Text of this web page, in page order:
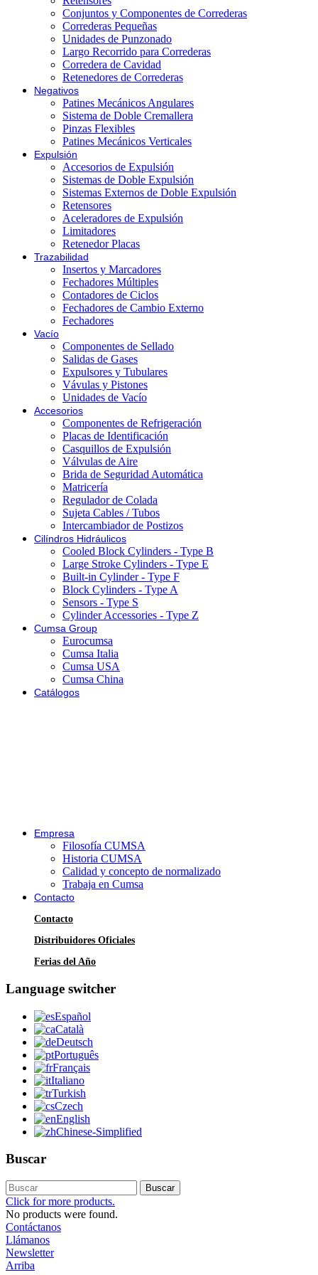
Conjuntos y Componentes de Correderas
Correderas Pequeñas
Unidades de Punzonado
Largo Recorrido para Correderas
Corredera de Cavidad
Retenedores de Correderas
Negativos
Patines Mecánicos Angulares
Sistema de Doble Cremallera
Pinzas Flexibles
Patines Mecánicos Verticales
Expulsión
Accesorios de Expulsión
Sistemas de Doble Expulsión
Sistemas Externos de Doble Expulsión
Retensores
Aceleradores de Expulsión
Limitadores
Retenedor Placas
Trazabilidad
Insertos y Marcadores
Fechadores Múltiples
Contadores de Ciclos
Fechadores de Cambio Externo
Fechadores
Vacío
Componentes de Sellado
Salidas de Gases
Expulsores y Tubulares
Vávulas y Pistones
Unidades de Vacío
Accesorios
Componentes de Refrigeración
Placas de Identificación
Casquillos de Expulsión
Válvulas de Aire
Brida de Seguridad Automática
Matricería
Regulador de Colada
Sujeta Cables / Tubos
Intercambiador de Postizos
Cilíndros Hidráulicos
Cooled Block Cylinders - Type B
Large Stroke Cylinders - Type E
Built-in Cylinder - Type F
Block Cylinders - Type A
Sensors - Type S
Cylinder Accessories - Type Z
Cumsa Group
Eurocumsa
Cumsa Italia
Cumsa USA
Cumsa China
Catálogos
Empresa
Filosofía CUMSA
Historia CUMSA
Calidad y concepto de normalizado
Trabaja en Cumsa
Contacto
Contacto
Distribuidores Oficiales
Ferias del Año
Language switcher
Español
Català
Deutsch
Português
Français
Italiano
Turkish
Czech
English
Chinese-Simplified
Buscar
Buscar
Click for more products.
No products were found.
Contáctanos
Llámanos
Newsletter
Arriba